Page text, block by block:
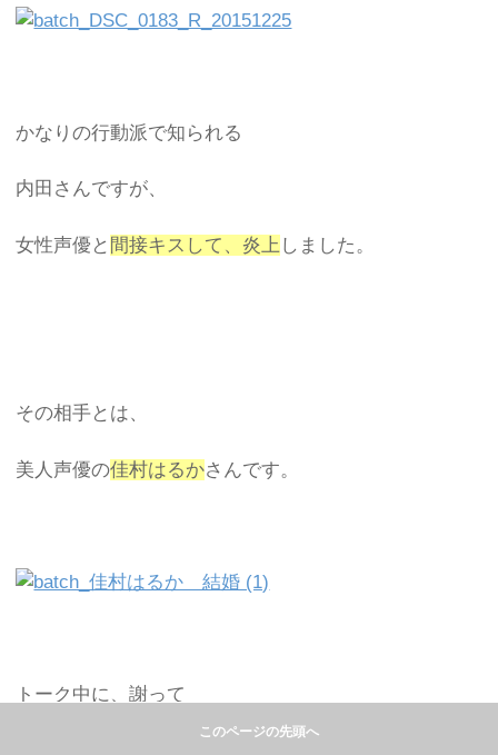
かなりの行動派で知られる
内田さんですが、
女性声優と 間接キスして、炎上 しました。
その相手とは、
美人声優の佳村はるかさんです。
トーク中に、謝って
このページの先頭へ